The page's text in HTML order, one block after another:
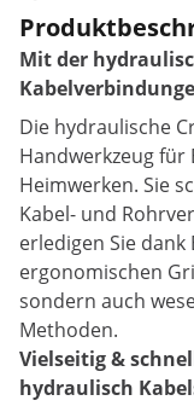
Mit der
Die hydraulische
Handwerkzeug für
Heimwerken. Sie
Kabel- und
erledigen Sie
ergonomischen
sondern auch
Methoden.
Vielseitig &
hydraulisch